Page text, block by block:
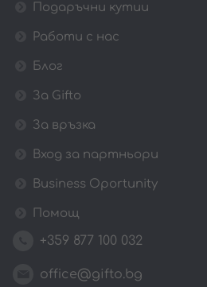
Подаръчни кутии
Работи с нас
Блог
За Gifto
За връзка
Вход за партньори
Business Oportunity
Помощ
+359 877 100 032
office@gifto.bg